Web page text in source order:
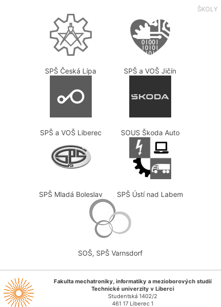
ŠKOLY
SPŠ Česká Lípa SPŠ a VOŠ Jičín
SPŠ a VOŠ Liberec SOUS Škoda Auto
SPŠ Mladá Boleslav SPŠ Ústí nad Labem
SOŠ, SPŠ Varnsdorf
Fakulta mechatroniky, informatiky a mezioborových studií
Technické univerzity v Liberci
Studentská 1402/2
461 17 Liberec 1